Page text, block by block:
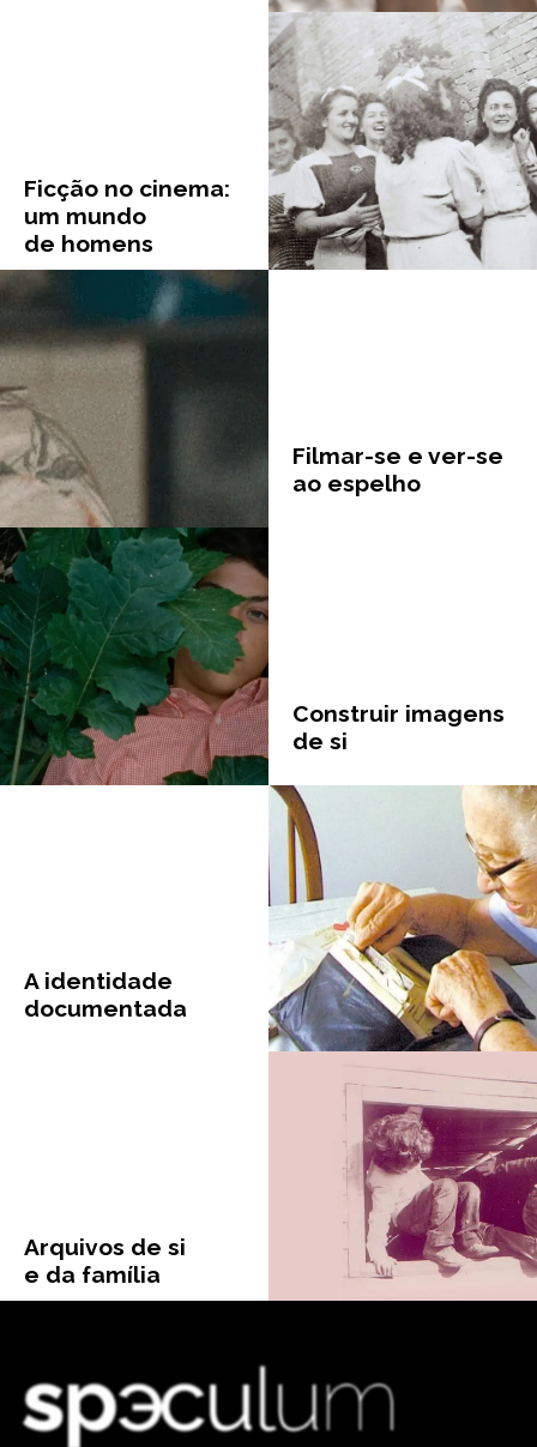
Ficção no cinema:
um mundo
de homens
Construir imagens
de si
Filmar-se e ver-se
ao espelho
Arquivos de si
e da família
A identidade
documentada